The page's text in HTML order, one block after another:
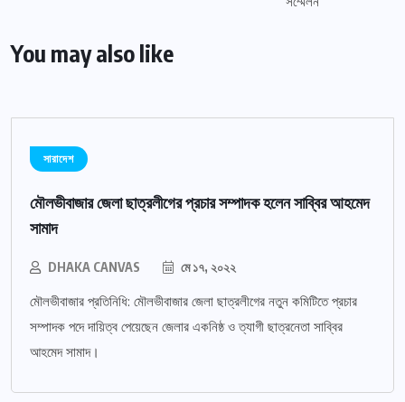
You may also like
সারাদেশ
মৌলভীবাজার জেলা ছাত্রলীগের প্রচার সম্পাদক হলেন সাব্বির আহমেদ
সামাদ
DHAKA CANVAS মে ১৭, ২০২২
মৌলভীবাজার প্রতিনিধি: মৌলভীবাজার জেলা ছাত্রলীগের নতুন কমিটিতে প্রচার
সম্পাদক পদে দায়িত্ব পেয়েছেন জেলার একনিষ্ঠ ও ত্যাগী ছাত্রনেতা সাব্বির
আহমেদ সামাদ।